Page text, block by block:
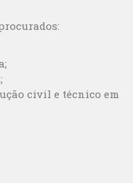
civil e técnico em